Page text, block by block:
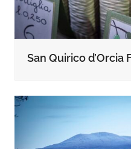
San Quirico d’Orcia